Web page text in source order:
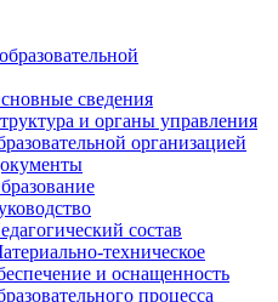
сведения
и органы управления
организацией
состав
техническое
и оснащенность
процесса